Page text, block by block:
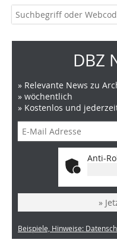
DBZ
» Relevante News zu
» wöchentlich
» Kostenlos und
Anti-
»
Beispiele, Hinweise: